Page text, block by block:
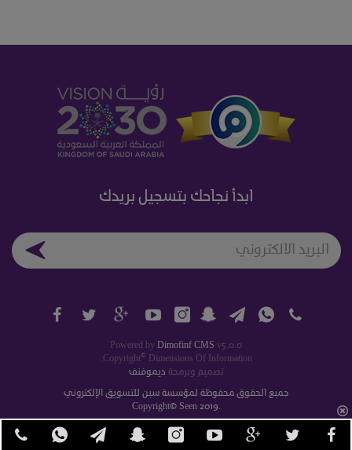
ابدأ نجاحك بتسجيل بريدك
Powered by Dimofinf CMS v5.0.0
Copyright© Dimensions Of Information.
تصميم وبرمجة ديموفنف
جميع الحقوق محفوظة لمؤسسة سين للتسويق الإلكتروني
Copyright© Seen 2019.